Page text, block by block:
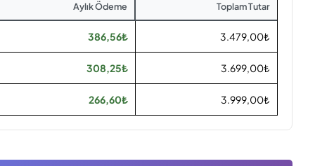
Aylık Ödeme Toplam Tutar
386,56₺ 3.479,00₺
308,25₺ 3.699,00₺
266,60₺ 3.999,00₺